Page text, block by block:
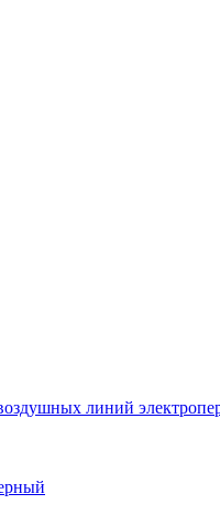
линий